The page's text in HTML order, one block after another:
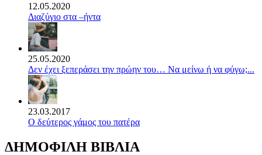
12.05.2020
Διαζύγιο στα –ήντα
25.05.2020
Δεν έχει ξεπεράσει την πρώην του… Να μείνω ή να φύγω;...
23.03.2017
Ο δεύτερος γάμος του πατέρα
ΔΗΜΟΦΙΛΗ ΒΙΒΛΙΑ